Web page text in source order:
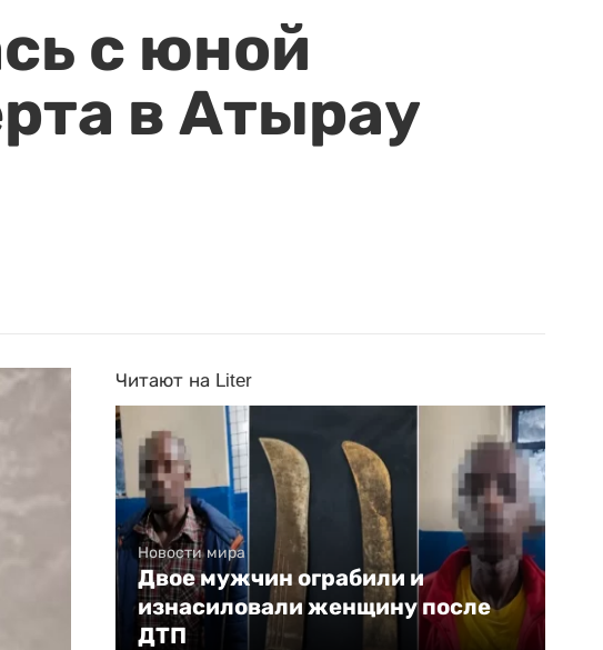
с юной
в Атырау
Читают на Liter
Новости мира
Двое мужчин ограбили и
изнасиловали женщину после
ДТП